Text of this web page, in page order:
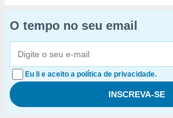
O tempo no seu email
Eu li e aceito a política de privacidade.